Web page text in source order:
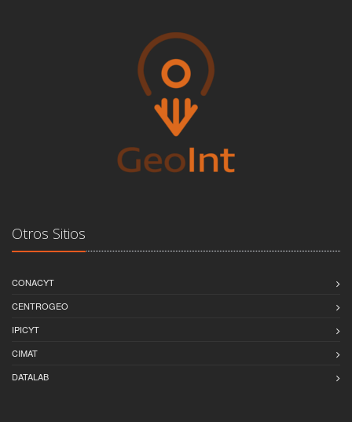
Otros Sitios
CONACYT
CENTROGEO
IPICYT
CIMAT
DATALAB